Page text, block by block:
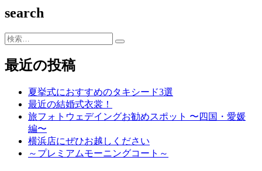
キ
シ
ー
ド
ェ
デ
ィ
ン
search
検
最近の投稿
夏挙式におすすめのタキシード3選
最近の結婚式衣裳！
旅フォトウェデイングお勧めスポット 〜四国・愛媛
編〜
横浜店にぜひお越しください
～プレミアムモーニングコート～